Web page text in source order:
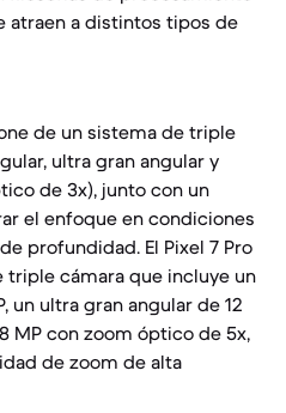
atraen a distintos tipos de
de un sistema de triple
ultra gran angular y
de 3x), junto con un
el enfoque en condiciones
profundidad. El Pixel 7 Pro
cámara que incluye un
un ultra gran angular de 12
MP con zoom óptico de 5x,
de zoom de alta